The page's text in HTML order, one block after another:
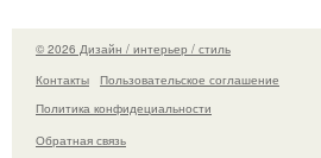
© 2026 Дизайн / интерьер / стиль
Контакты
Пользовательское соглашение
Политика конфидециальности
Обратная связь